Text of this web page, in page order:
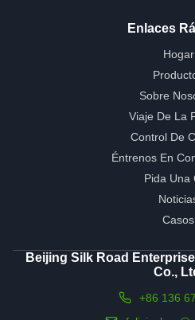
Enlaces
Hogar
Sobre
Viaje De La
Control De
Éntrenos En
Pida Una
Casos
Beijing Silk Road
Co.,
+86 136